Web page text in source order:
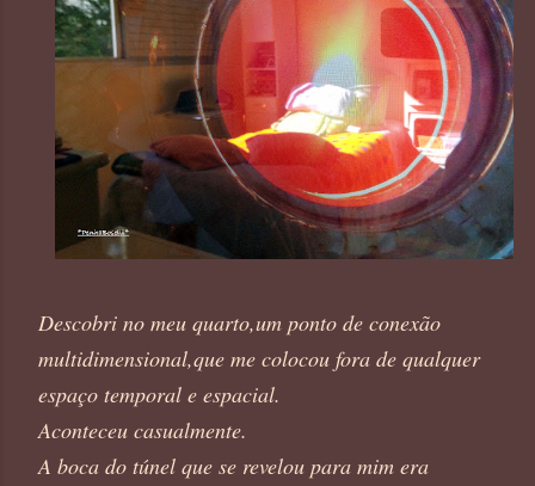
Descobri no meu quarto,um ponto de conexão
multidimensional,que me colocou fora de qualquer
espaço temporal e espacial.
Aconteceu casualmente.
A boca do túnel que se revelou para mim era